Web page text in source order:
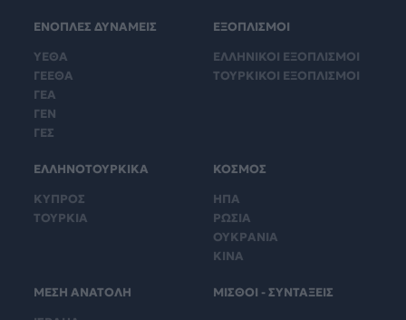
ΕΝΟΠΛΕΣ ΔΥΝΑΜΕΙΣ
ΥΕΘΑ
ΓΕΕΘΑ
ΓΕΑ
ΓΕΝ
ΓΕΣ
ΕΞΟΠΛΙΣΜΟΙ
ΕΛΛΗΝΙΚΟΙ ΕΞΟΠΛΙΣΜΟΙ
ΤΟΥΡΚΙΚΟΙ ΕΞΟΠΛΙΣΜΟΙ
ΕΛΛΗΝΟΤΟΥΡΚΙΚΑ
ΚΥΠΡΟΣ
ΤΟΥΡΚΙΑ
ΚΟΣΜΟΣ
ΗΠΑ
ΡΩΣΙΑ
ΟΥΚΡΑΝΙΑ
ΚΙΝΑ
ΜΕΣΗ ΑΝΑΤΟΛΗ
ΜΙΣΘΟΙ - ΣΥΝΤΑΞΕΙΣ